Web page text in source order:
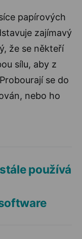
papírových
zajímavý
že se někteří
sílu, aby z
se do
nebo ho
používá